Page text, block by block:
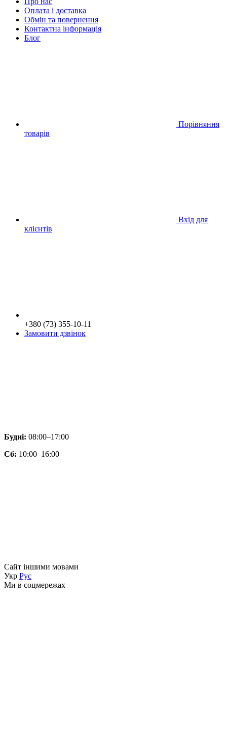
Оплата і доставка
Обмін та повернення
Контактна інформація
Блог
Порівняння
товарів
Вхід для
клієнтів
+380 (73) 355-10-11
Замовити дзвінок
Будні: 08:00–17:00
Сб: 10:00–16:00
Сайт іншими мовами
Укр Рус
Ми в соцмережах